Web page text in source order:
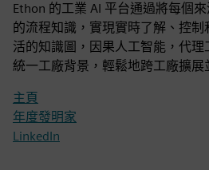
Ethon 的工業 AI 平台通過將每個
的流程知識，實現實時了解、控
活的知識圖，因果人工智能，代
統一工廠背景，輕鬆地跨工廠擴展
主頁
年度發明家
LinkedIn